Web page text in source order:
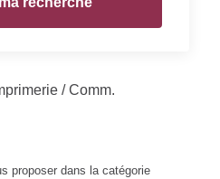
/ Comm.
proposer dans la catégorie